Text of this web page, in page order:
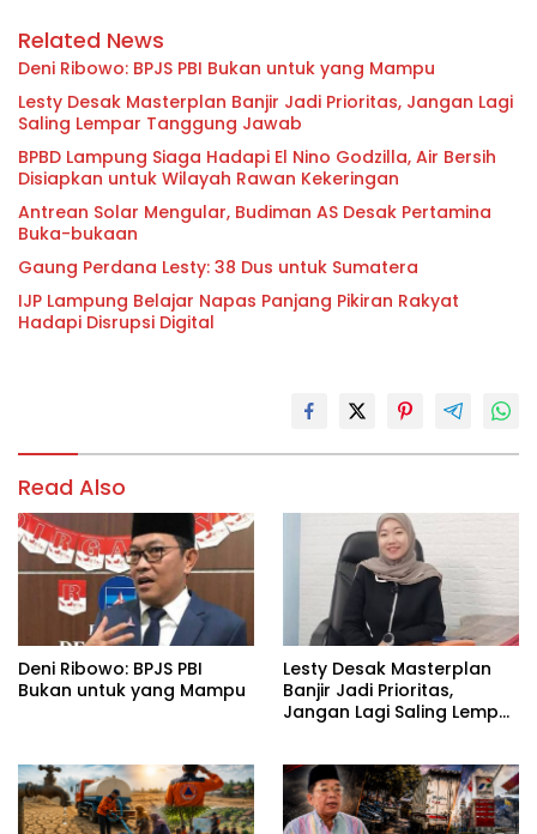
Related News
Deni Ribowo: BPJS PBI Bukan untuk yang Mampu
Lesty Desak Masterplan Banjir Jadi Prioritas, Jangan Lagi
Saling Lempar Tanggung Jawab
BPBD Lampung Siaga Hadapi El Nino Godzilla, Air Bersih
Disiapkan untuk Wilayah Rawan Kekeringan
Antrean Solar Mengular, Budiman AS Desak Pertamina
Buka-bukaan
Gaung Perdana Lesty: 38 Dus untuk Sumatera
IJP Lampung Belajar Napas Panjang Pikiran Rakyat
Hadapi Disrupsi Digital
Read Also
Deni Ribowo: BPJS PBI
Bukan untuk yang Mampu
Lesty Desak Masterplan
Banjir Jadi Prioritas,
Jangan Lagi Saling Lempar